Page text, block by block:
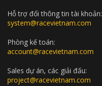
Hỗ trợ đổi thông tin tài khoản:
system@racevietnam.com
Phòng kế toán:
account@racevietnam.com
Sales dự án, các giải đấu:
project@racevietnam.com